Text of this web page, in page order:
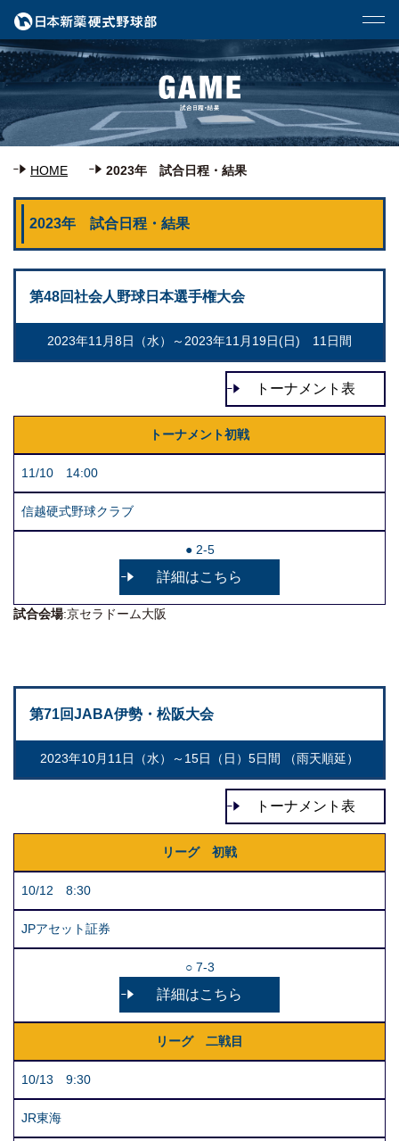
HOME 2023年 試合日程・結果
2023年 試合日程・結果
第48回社会人野球日本選手権大会
2023年11月8日（水）～2023年11月19日(日) 11日間
トーナメント表
トーナメント初戦
11/10 14:00
信越硬式野球クラブ
● 2-5
詳細はこちら
試合会場:京セラドーム大阪
第71回JABA伊勢・松阪大会
2023年10月11日（水）～15日（日）5日間 （雨天順延）
トーナメント表
リーグ 初戦
10/12 8:30
JPアセット証券
○ 7-3
詳細はこちら
リーグ 二戦目
10/13 9:30
JR東海